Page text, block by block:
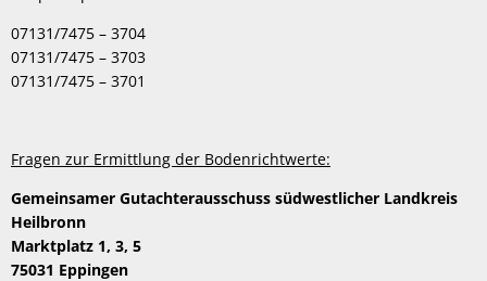
07131/7475 – 3704
07131/7475 – 3703
07131/7475 – 3701
Fragen zur Ermittlung der Bodenrichtwerte:
Gemeinsamer Gutachterausschuss südwestlicher Landkreis
Heilbronn
Marktplatz 1, 3, 5
75031 Eppingen